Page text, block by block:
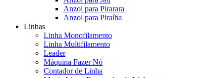
Anzol para Pirarara
Anzol para Piraíba
Linhas
Linha Monofilamento
Linha Multifilamento
Leader
Máquina Fazer Nó
Contador de Linha